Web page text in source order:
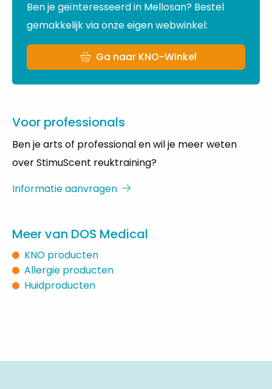
Ben je geïnteresseerd in Mellosan? Bestel
gemakkelijk via onze eigen webwinkel:
Ga naar KNO-Winkel
Voor professionals
Ben je arts of professional en wil je meer weten
over StimuScent reuktraining?
Informatie aanvragen
Meer van DOS Medical
KNO producten
Allergie producten
Huidproducten